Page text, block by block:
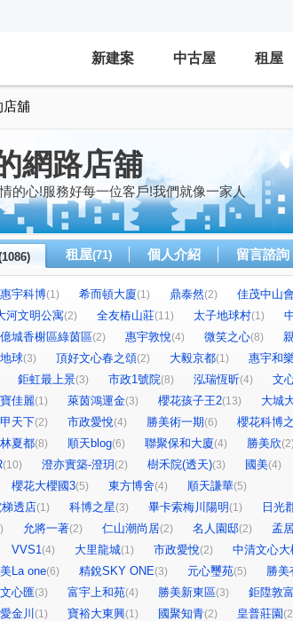
新建案 中古屋 租屋
店舖
網路店舖
的心!服務好每一位客戶!我們就像一家人
租屋(71) 個人介紹 留言諮詢
惠宇科博(1) 希而頓大廈(1) 鼎泰然(2) 佳茂中山
河文明公寓(2) 全友樁山莊(11) 太子地球村(1)
城香榭區綠茵區(2) 惠宇敦悅(4) 微笑之心(8)
球(3) 頂好文心春之頌(2) 大毅京都(1) 惠宇和
鉅虹最上景(3) 市政1號院(8) 泓瑞恆昕(4) 文
佳麗(1) 萊茵鴻運金(3) 櫻花孩子王2(13) 大城
天下(2) 市政愛悅(4) 勝美術一期(6) 櫻花科博
夏都(8) 順天blog(6) 聯聚保和大廈(4) 勝美欣(2)
(10) 澄亦實築-澄玥 (2) 樹禾院(透天)(3) 國美(4)
櫻花大櫻國3(5) 東方博舍(4) 順天謙華(5)
透店(1) 科博之星(3) 畢卡索梅川陽明 (1) 日光
允將一著(2) 仁山潮尚居(2) 名人園邸(2) 孟
VVS1(4) 大里龍城(1) 市政愛悅(2) 中清文心大
La one(6) 精銳SKY ONE(3) 元心璽苑(5) 勝美
心匯(3) 富宇上和苑(4) 勝美新東區(3) 鉅陞敦
金川 (1) 寶裕大東興(1) 國聚知青(2) 皇普莊園